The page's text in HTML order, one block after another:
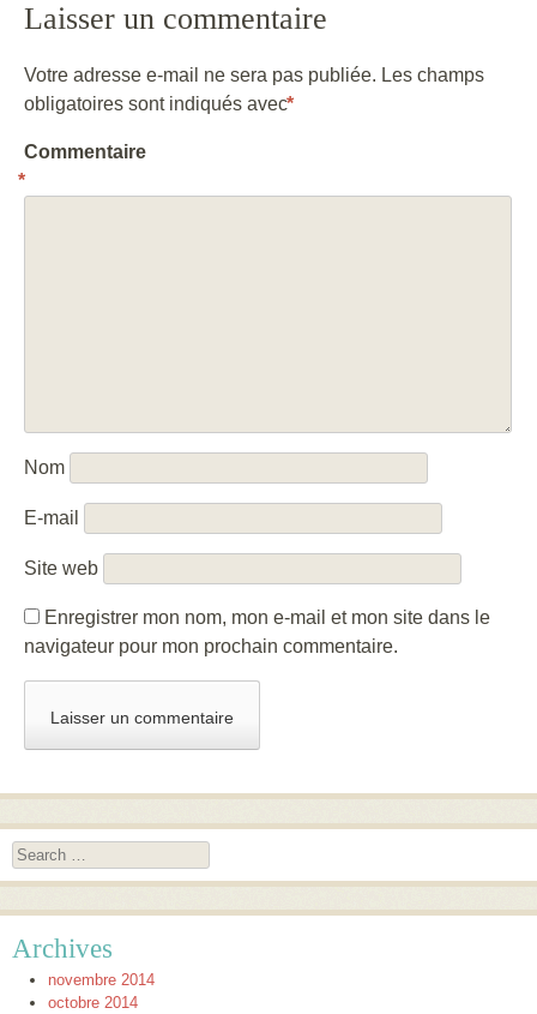
Laisser un commentaire
Votre adresse e-mail ne sera pas publiée. Les champs
obligatoires sont indiqués avec*
Commentaire
*
Nom
E-mail
Site web
Enregistrer mon nom, mon e-mail et mon site dans le
navigateur pour mon prochain commentaire.
Search
Archives
novembre 2014
octobre 2014